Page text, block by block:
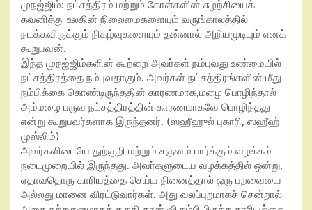
முநஜ்ஜிம்: நட்சத்திரம் மற்றும் கோள்களின் சுழற்சியைக்
கவனித்து உலகின் நிலைமைகளையும் வருங்காலத்தில்
நடக்கவிருக்கும் நிகழ்வுகளையும் தன்னால் அறியமுடியும் எனக்
கூறுபவன்.
இந்த முநஜ்ஜிம்களின் கூற்றை அவர்கள் நம்புவது உண்மையில்
நட்சத்திரத்தை நம்புவதாகும். அவர்கள் நட்சத்திரங்களின் மீது
நம்பிக்கை கொண்டிருந்ததின் காரணமாக,மழை பொழிந்தால்
அம்மழை பருவ நட்சத்திரத்தின் காரணமாகவே பொழிந்தது
என்று கூறுபவர்களாக இருந்தனர். (ஸஹீஹுல் புகாரி, ஸஹீஹ்
முஸ்லிம்)
அவர்களிடையே துற்குறி மற்றும் சகுனம் பார்க்கும் வழக்கம்
நடைமுறையில் இருந்தது. அவர்களுடைய வழக்கத்தில் ஒன்று,
ஏதாவதொரு காரியத்தை செய்ய நினைத்தால் ஒரு பறவையை
அல்லது மானை விரட்டுவார்கள். அது வலப்புறமாகச் சென்றால்